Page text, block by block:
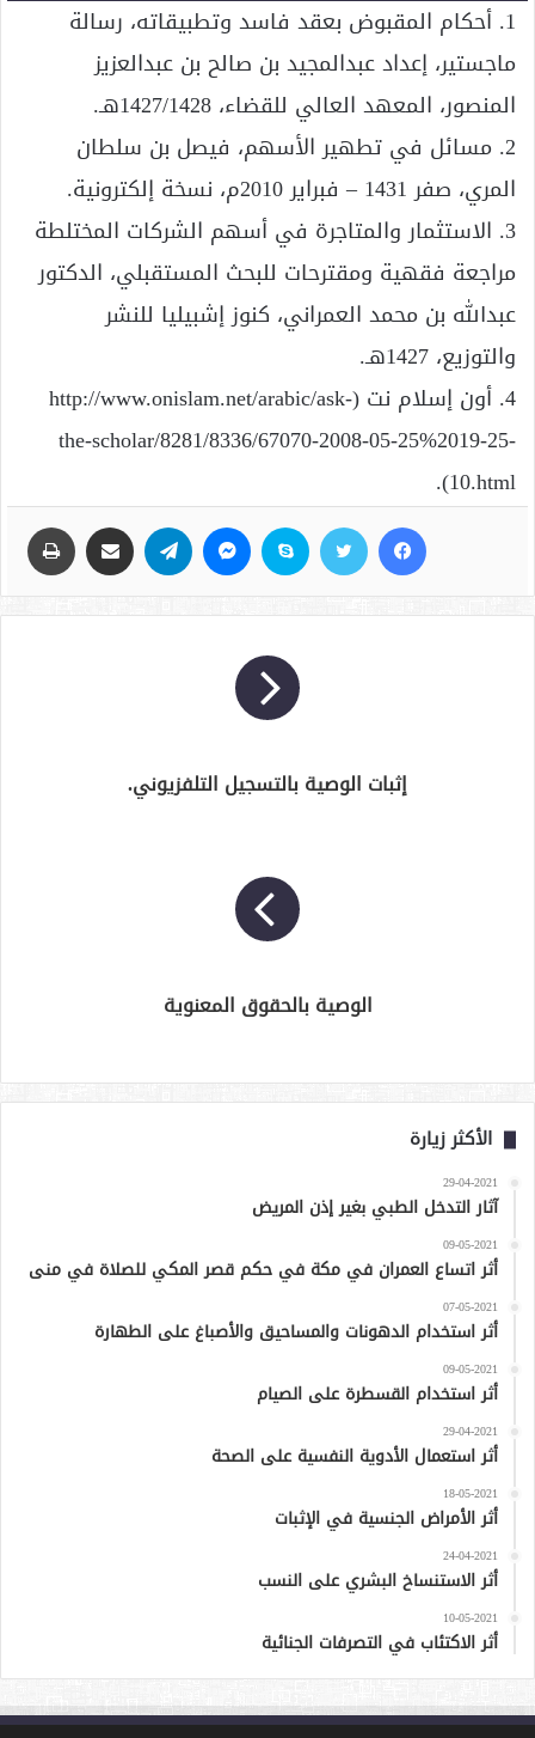
1. أحكام المقبوض بعقد فاسد وتطبيقاته، رسالة
ماجستير، إعداد عبدالمجيد بن صالح بن عبدالعزيز
المنصور، المعهد العالي للقضاء، 1427/1428هـ.
2. مسائل في تطهير الأسهم، فيصل بن سلطان
المري، صفر 1431 – فبراير 2010م، نسخة إلكترونية.
3. الاستثمار والمتاجرة في أسهم الشركات المختلطة
مراجعة فقهية ومقترحات للبحث المستقبلي، الدكتور
عبدالله بن محمد العمراني، كنوز إشبيليا للنشر
والتوزيع، 1427هـ.
4. أون إسلام نت (http://www.onislam.net/arabic/ask-
the-scholar/8281/8336/67070-2008-05-25%2019-25-
10.html).
إثبات الوصية بالتسجيل التلفزيوني.
الوصية بالحقوق المعنوية
الأكثر زيارة
29-04-2021
آثار التدخل الطبي بغير إذن المريض
09-05-2021
أثر اتساع العمران في مكة في حكم قصر المكي للصلاة في منى
07-05-2021
أثر استخدام الدهونات والمساحيق والأصباغ على الطهارة
09-05-2021
أثر استخدام القسطرة على الصيام
29-04-2021
أثر استعمال الأدوية النفسية على الصحة
18-05-2021
أثر الأمراض الجنسية في الإثبات
24-04-2021
أثر الاستنساخ البشري على النسب
10-05-2021
أثر الاكتئاب في التصرفات الجنائية